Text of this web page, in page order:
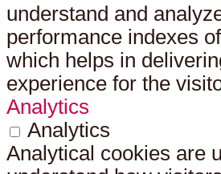
understand and
performance indexes
which helps in
experience for the
Analytics
Analytics
Analytical cookies are